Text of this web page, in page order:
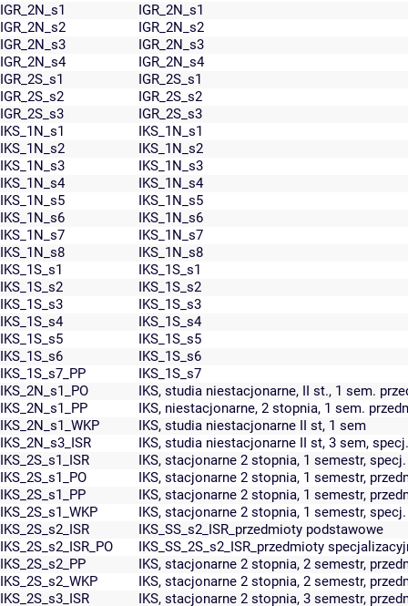
IGR_2N_s1
IGR_2N_s1
IGR_2N_s2
IGR_2N_s2
IGR_2N_s3
IGR_2N_s3
IGR_2N_s4
IGR_2N_s4
IGR_2S_s1
IGR_2S_s1
IGR_2S_s2
IGR_2S_s2
IGR_2S_s3
IGR_2S_s3
IKS_1N_s1
IKS_1N_s1
IKS_1N_s2
IKS_1N_s2
IKS_1N_s3
IKS_1N_s3
IKS_1N_s4
IKS_1N_s4
IKS_1N_s5
IKS_1N_s5
IKS_1N_s6
IKS_1N_s6
IKS_1N_s7
IKS_1N_s7
IKS_1N_s8
IKS_1N_s8
IKS_1S_s1
IKS_1S_s1
IKS_1S_s2
IKS_1S_s2
IKS_1S_s3
IKS_1S_s3
IKS_1S_s4
IKS_1S_s4
IKS_1S_s5
IKS_1S_s5
IKS_1S_s6
IKS_1S_s6
IKS_1S_s7_PP
IKS_1S_s7
IKS_2N_s1_PO
IKS, studia niestacjonarne, II st., 1 sem.
IKS_2N_s1_PP
IKS, niestacjonarne, 2 stopnia, 1 sem.
IKS_2N_s1_WKP
IKS, studia niestacjonarne II st, 1 sem
IKS_2N_s3_ISR
IKS, studia niestacjonarne II st, 3 sem,
IKS_2S_s1_ISR
IKS, stacjonarne 2 stopnia, 1 semestr, specj.
IKS_2S_s1_PO
IKS, stacjonarne 2 stopnia, 1 semestr,
IKS_2S_s1_PP
IKS, stacjonarne 2 stopnia, 1 semestr,
IKS_2S_s1_WKP
IKS, stacjonarne 2 stopnia, 1 semestr, specj.
IKS_2S_s2_ISR
IKS_SS_s2_ISR_przedmioty podstawowe
IKS_2S_s2_ISR_PO
IKS_SS_2S_s2_ISR_przedmioty
IKS_2S_s2_PP
IKS, stacjonarne 2 stopnia, 2 semestr,
IKS_2S_s2_WKP
IKS, stacjonarne 2 stopnia, 2 semestr,
IKS_2S_s3_ISR
IKS, stacjonarne 2 stopnia, 3 semestr,